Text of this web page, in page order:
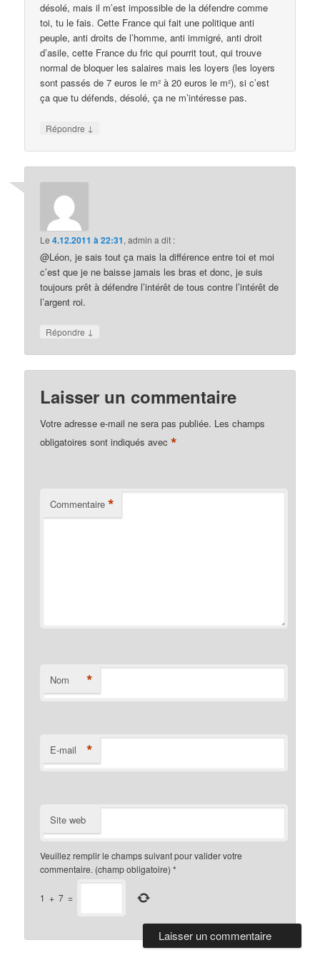
désolé, mais il m’est impossible de la défendre comme
toi, tu le fais. Cette France qui fait une politique anti
peuple, anti droits de l’homme, anti immigré, anti droit
d’asile, cette France du fric qui pourrit tout, qui trouve
normal de bloquer les salaires mais les loyers (les loyers
sont passés de 7 euros le m² à 20 euros le m²), si c’est
ça que tu défends, désolé, ça ne m’intéresse pas.
Répondre ↓
Le4.12.2011 à 22:31,admin a dit :
@Léon, je sais tout ça mais la différence entre toi et moi
c’est que je ne baisse jamais les bras et donc, je suis
toujours prêt à défendre l’intérêt de tous contre l’intérêt de
l’argent roi.
Répondre ↓
Laisser un commentaire
Votre adresse e-mail ne sera pas publiée. Les champs
obligatoires sont indiqués avec*
Commentaire *
Nom *
E-mail *
Site web
Veuillez remplir le champs suivant pour valider votre
commentaire. (champ obligatoire) *
1 + 7 =